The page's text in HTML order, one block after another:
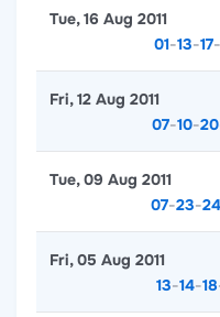
01-13-17-
Tue, 16 Aug 2011
07-10-20
Fri, 12 Aug 2011
07-23-24
Tue, 09 Aug 2011
13-14-18
Fri, 05 Aug 2011